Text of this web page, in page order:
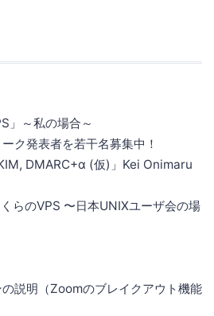
」～私の場合～
ク発表者を若干名募集中！
DMARC+α (仮)」Kei Onimaru
らのVPS 〜日本UNIXユーザ会の場
説明（Zoomのブレイクアウト機能